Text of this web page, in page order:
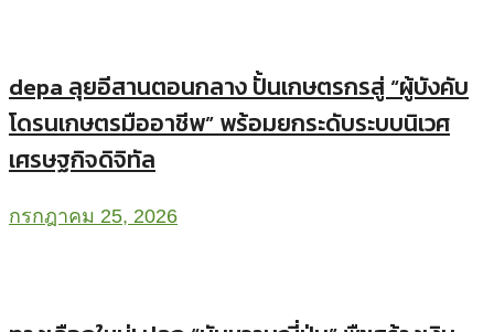
depa ลุยอีสานตอนกลาง ปั้นเกษตรกรสู่ “ผู้บังคับ
โดรนเกษตรมืออาชีพ” พร้อมยกระดับระบบนิเวศ
เศรษฐกิจดิจิทัล
กรกฎาคม 25, 2026